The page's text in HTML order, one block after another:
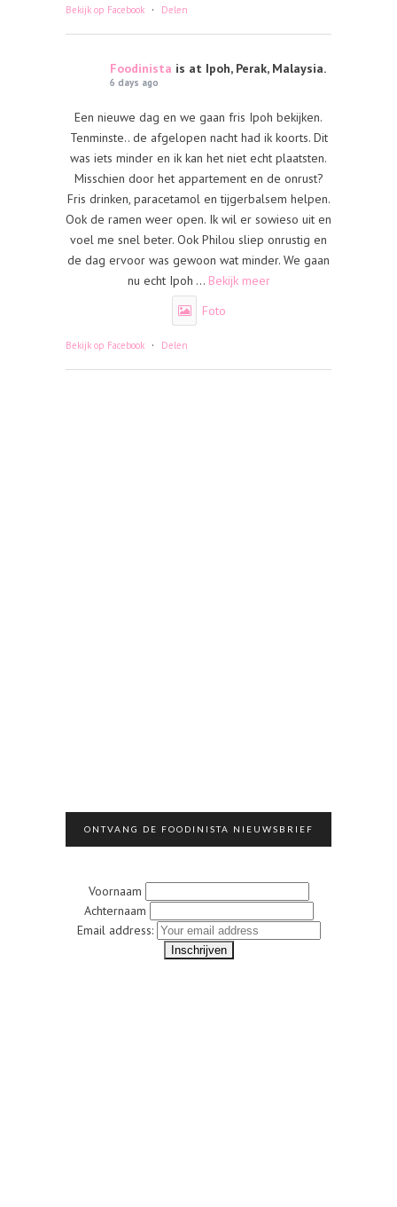
Bekijk op Facebook · Delen
Foodinista is at Ipoh, Perak, Malaysia.
6 days ago
Een nieuwe dag en we gaan fris Ipoh bekijken.
Tenminste.. de afgelopen nacht had ik koorts. Dit
was iets minder en ik kan het niet echt plaatsten.
Misschien door het appartement en de onrust?
Fris drinken, paracetamol en tijgerbalsem helpen.
Ook de ramen weer open. Ik wil er sowieso uit en
voel me snel beter. Ook Philou sliep onrustig en
de dag ervoor was gewoon wat minder. We gaan
nu echt Ipoh ... Bekijk meer
Foto
Bekijk op Facebook · Delen
ONTVANG DE FOODINISTA NIEUWSBRIEF
Voornaam
Achternaam
Email address: